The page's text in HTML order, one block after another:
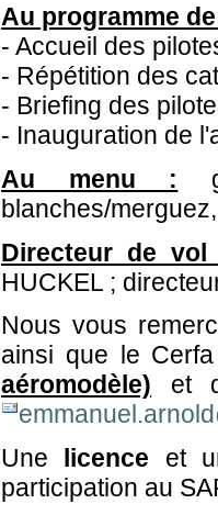
Au programme
- Accueil des
- Répétition des
- Briefing des
- Inauguration de
Au menu :
blanches/
Directeur de vol
HUCKEL ;
Nous vous
ainsi que le
aéromodèle) et
Une
licence et
participation au